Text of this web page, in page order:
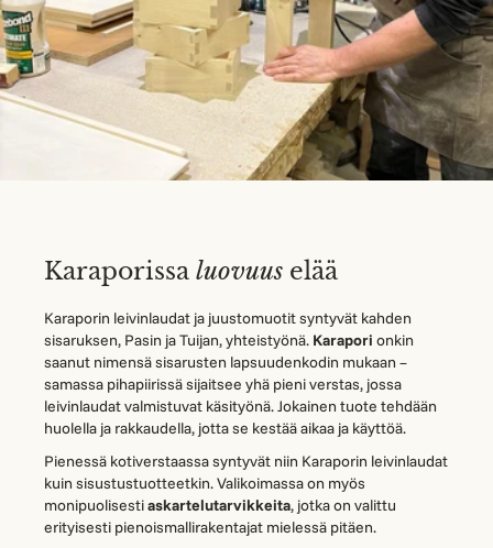
Karaporissa luovuus elää
Karaporin leivinlaudat ja juustomuotit syntyvät kahden
sisaruksen, Pasin ja Tuijan, yhteistyönä. Karapori onkin
saanut nimensä sisarusten lapsuudenkodin mukaan –
samassa pihapiirissä sijaitsee yhä pieni verstas, jossa
leivinlaudat valmistuvat käsityönä. Jokainen tuote tehdään
huolella ja rakkaudella, jotta se kestää aikaa ja käyttöä.
Pienessä kotiverstaassa syntyvät niin Karaporin leivinlaudat
kuin sisustustuotteetkin. Valikoimassa on myös
monipuolisestiaskartelutarvikkeita, jotka on valittu
erityisesti pienoismallirakentajat mielessä pitäen.